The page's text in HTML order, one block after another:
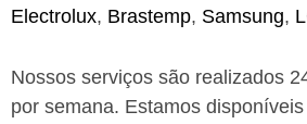
Electrolux, Brastemp, Samsung,
Nossos serviços são realizados
por semana. Estamos